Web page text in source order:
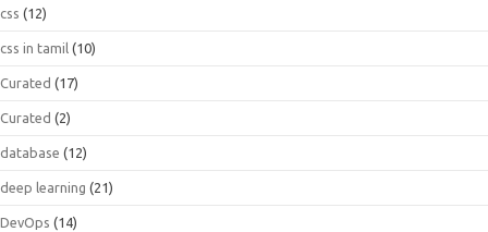
css (12)
css in tamil (10)
Curated (17)
Curated (2)
database (12)
deep learning (21)
DevOps (14)